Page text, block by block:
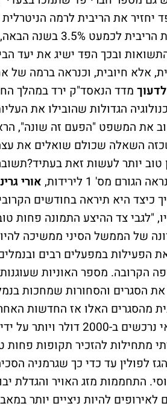
מכן ימשיך להעלות
ובכך הפד ישיג את יעד
אלא חיובית, וכנראה ברמה של
הטכנולוגיה הגדולות שהובילו
את המשפט "הפעם זה שונה",
השאלה שכולם שואלים את
טוב יותר לעשות זאת
מס' 1 לירידות,
אורי
כיצד היא תיראה בחודשים
"לגבי צד ההיצע התמונה פחות
של הממשל הסיני ממשיכה
הפעילות במפעלים רבים
הקרובה. מספר האוניות
הסגרים והסחורות שמחכות
מהסגרים האלו אז החדשות
(אישורי נהיגה בשנחאי
מתחילות להזכיר תקופות פחות
לפולין עד כדי כך שגרמניה
התחממות מזג האויר והגדלת
להיות ניציים יותר